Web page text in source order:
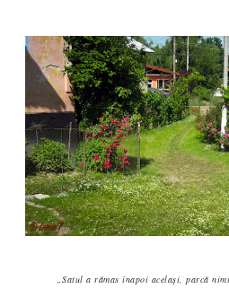
„Satul a rămas înapoi acelaşi, parcă